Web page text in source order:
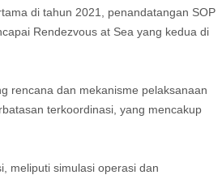
di tahun 2021, penandatangan SOP
Rendezvous at Sea yang kedua di
rencana dan mekanisme pelaksanaan
terkoordinasi, yang mencakup
meliputi simulasi operasi dan